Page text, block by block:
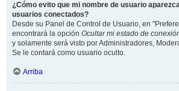
¿Cómo evito que mi nombre de usuario
usuarios conectados?
Desde su Panel de Control de Usuario, en
encontrará la opción Ocultar mi estado de
y solamente será visto por Administradores,
Se le contará como usuario oculto.
Arriba